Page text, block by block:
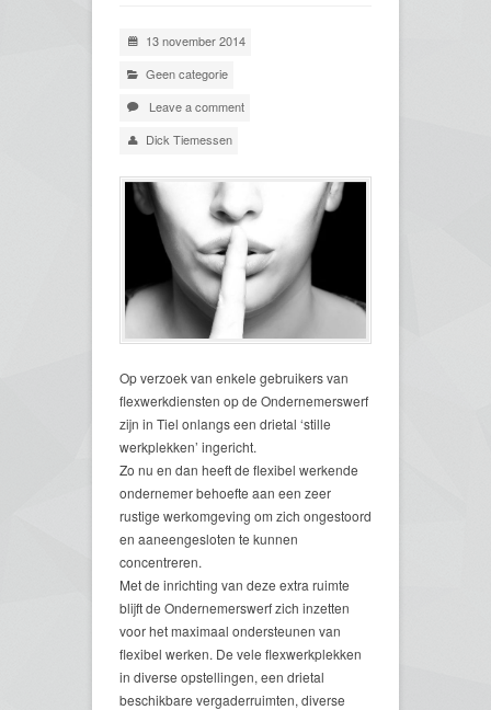
13 november 2014
Geen categorie
Leave a comment
Dick Tiemessen
Op verzoek van enkele gebruikers van
flexwerkdiensten op de Ondernemerswerf
zijn in Tiel onlangs een drietal ‘stille
werkplekken’ ingericht.
Zo nu en dan heeft de flexibel werkende
ondernemer behoefte aan een zeer
rustige werkomgeving om zich ongestoord
en aaneengesloten te kunnen
concentreren.
Met de inrichting van deze extra ruimte
blijft de Ondernemerswerf zich inzetten
voor het maximaal ondersteunen van
flexibel werken. De vele flexwerkplekken
in diverse opstellingen, een drietal
beschikbare vergaderruimten, diverse